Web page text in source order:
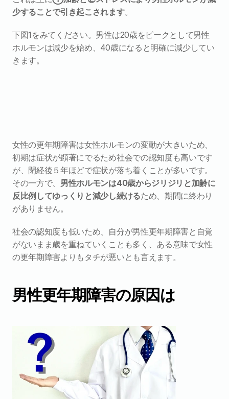
少することで引き起こされます。
下図1をみてください。男性は20歳をピークとして男性
ホルモンは減少を始め、40歳になると明確に減少してい
きます。
女性の更年期障害は女性ホルモンの変動が大きいため、
初期は症状が顕著にでるため社会での認知度も高いです
が、閉経後５年ほどで症状が落ち着くことが多いです。
その一方で、 男性ホルモンは40歳からジリジリと加齢に
反比例してゆっくりと減少し続けるため、期間に終わり
がありません。
社会の認知度も低いため、自分が男性更年期障害と自覚
がないまま歳を重ねていくことも多く、ある意味で女性
の更年期障害よりもタチが悪いとも言えます。
男性更年期障害の原因は